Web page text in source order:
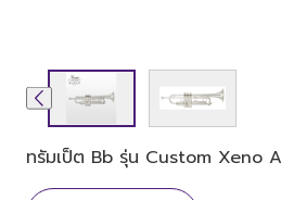
ทรัมเป็ต Bb รุ่น Custom Xeno